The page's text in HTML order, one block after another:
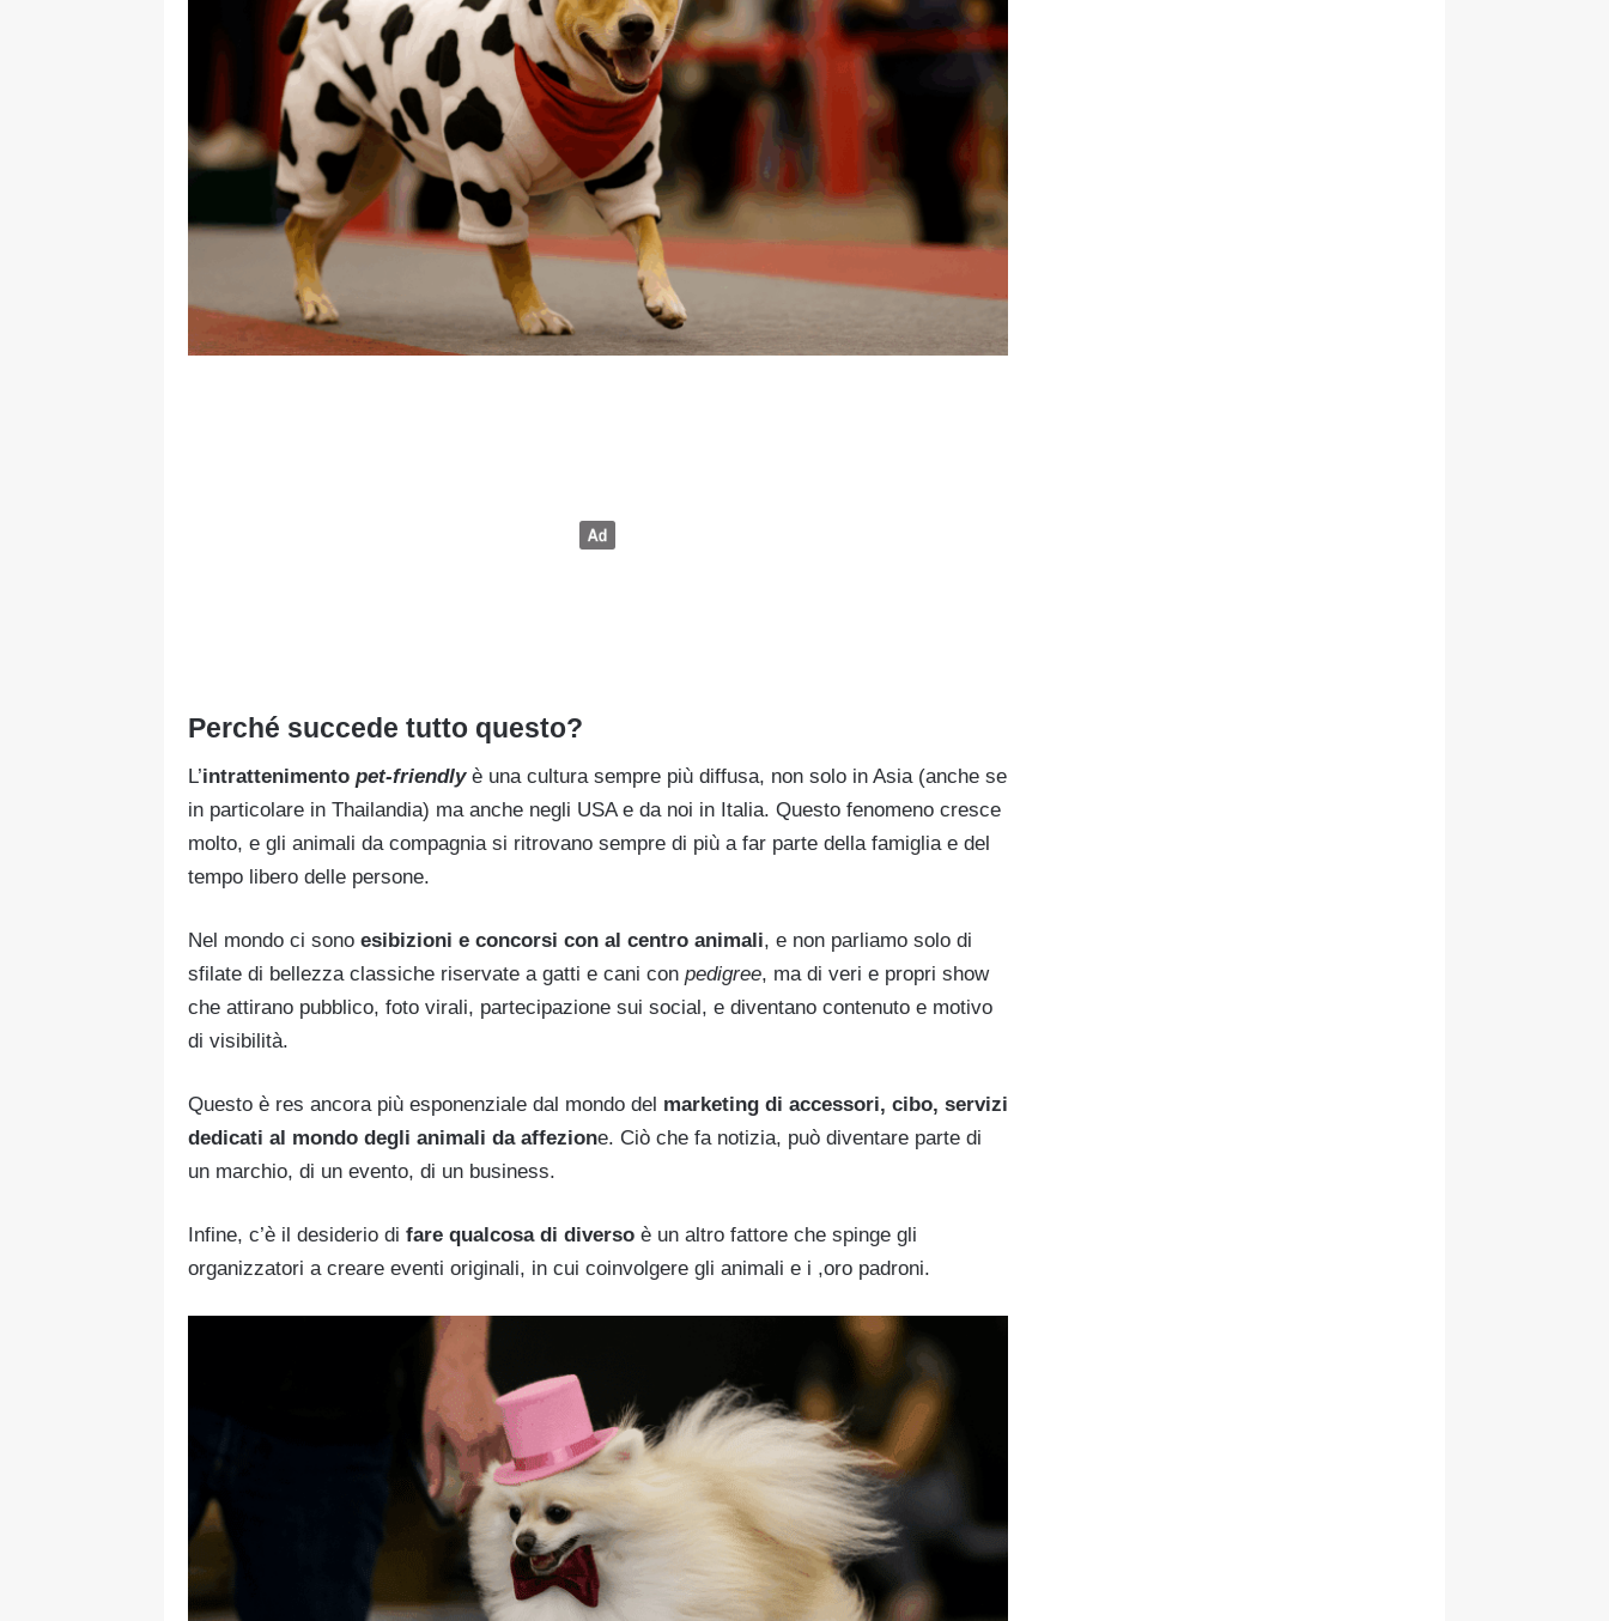
Perché succede tutto questo?
L’intrattenimento pet-friendly è una cultura sempre più diffusa, non solo in Asia (anche se
in particolare in Thailandia) ma anche negli USA e da noi in Italia. Questo fenomeno cresce
molto, e gli animali da compagnia si ritrovano sempre di più a far parte della famiglia e del
tempo libero delle persone.
Nel mondo ci sono esibizioni e concorsi con al centro animali, e non parliamo solo di
sfilate di bellezza classiche riservate a gatti e cani con pedigree, ma di veri e propri show
che attirano pubblico, foto virali, partecipazione sui social, e diventano contenuto e motivo
di visibilità.
Questo è res ancora più esponenziale dal mondo del marketing di accessori, cibo, servizi
dedicati al mondo degli animali da affezione. Ciò che fa notizia, può diventare parte di
un marchio, di un evento, di un business.
Infine, c’è il desiderio di fare qualcosa di diverso è un altro fattore che spinge gli
organizzatori a creare eventi originali, in cui coinvolgere gli animali e i ,oro padroni.